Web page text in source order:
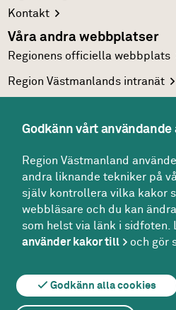
Kontakt
Våra andra webbplatser
Regionens officiellawebbplats
Region Västmanlandsintranät
Facebook
Twitter
Youtube
Godkänn vårt användande
Region Västmanland
andra liknande tekniker på
själv kontrollera vilka kakor
webbläsare och du kan
som helst via länk i sidfoten.
använder kakor till
och gör
Godkänn alla cookies